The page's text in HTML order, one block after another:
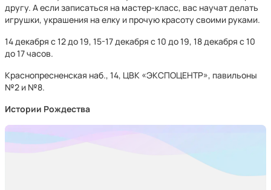
другу. А если записаться на мастер-класс, вас научат делать
игрушки, украшения на елку и прочую красоту своими руками.
14 декабря с 12 до 19, 15-17 декабря с 10 до 19, 18 декабря с 10
до 17 часов.
Краснопресненская наб., 14, ЦВК «ЭКСПОЦЕНТР», павильоны
№2 и №8.
Истории Рождества